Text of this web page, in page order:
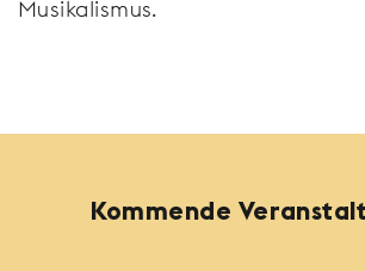
Musikalismus.
Kommende